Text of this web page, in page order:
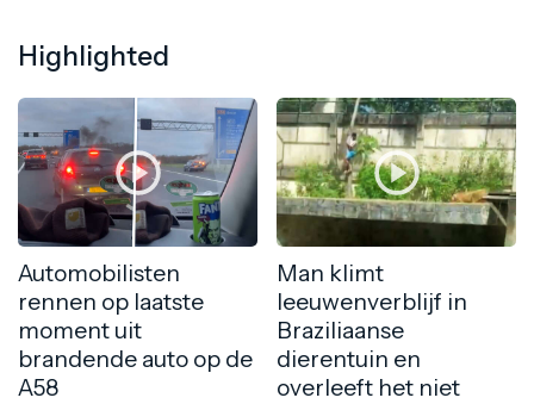
Highlighted
Automobilisten
rennen op laatste
moment uit
brandende auto op de
A58
Man klimt
leeuwenverblijf in
Braziliaanse
dierentuin en
overleeft het niet